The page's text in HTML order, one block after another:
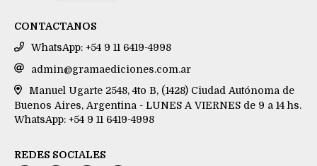
CONTACTANOS
WhatsApp: +54 9 11 6419-4998
admin@gramaediciones.com.ar
Manuel Ugarte 2548, 4to B, (1428) Ciudad Autónoma de
Buenos Aires, Argentina - LUNES A VIERNES de 9 a 14 hs.
WhatsApp: +54 9 11 6419-4998
REDES SOCIALES